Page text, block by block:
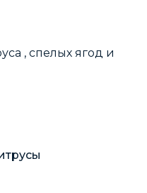
, спелых ягод и